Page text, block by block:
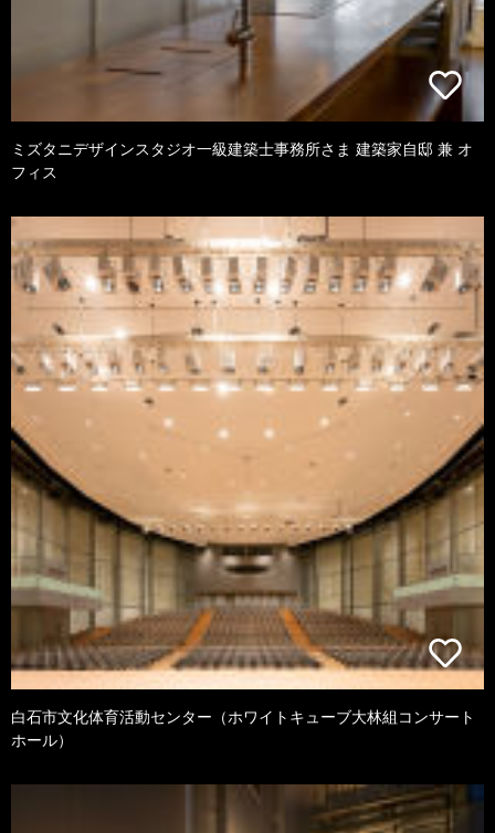
ミズタニデザインスタジオ一級建築士事務所さま 建築家自邸 兼 オ
フィス
白石市文化体育活動センター（ホワイトキューブ大林組コンサート
ホール）